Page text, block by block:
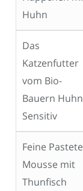
Huhn
Das
Katzenfutter
vom Bio-
Bauern Huhn
Sensitiv
Feine Pastete
Mousse mit
Thunfisch